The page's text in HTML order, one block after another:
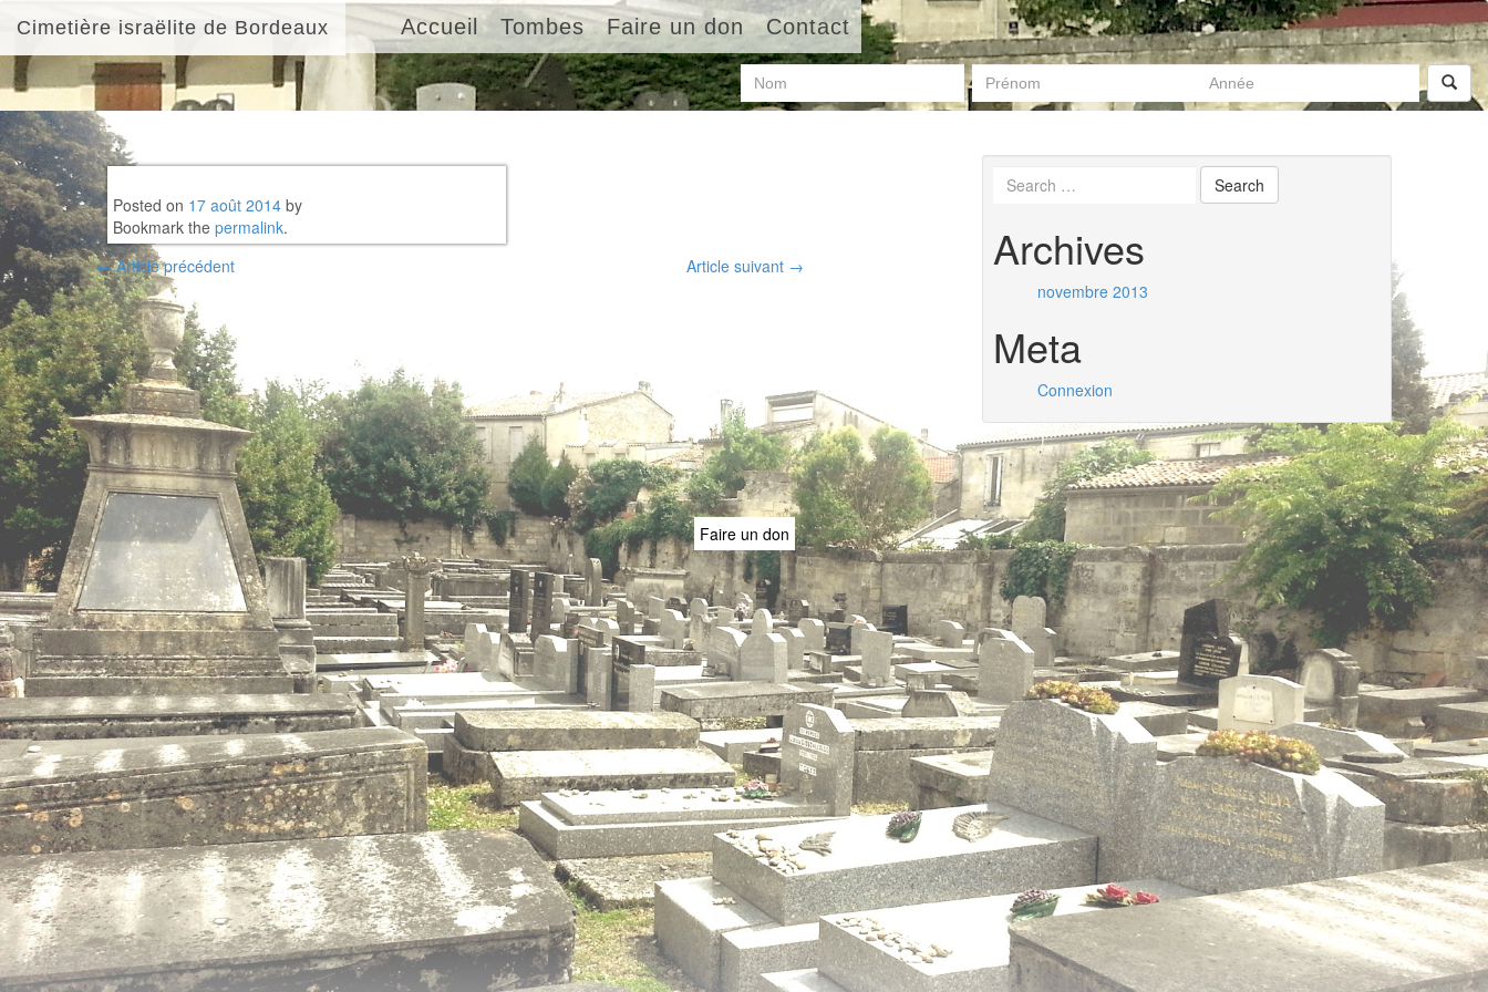
Cimetière israëlite de Bordeaux Accueil Tombes Faire un don Contact
Posted on 17 août 2014 by
Bookmark the permalink.
Post
navigation
←Article précédent Article suivant → Archives
novembre 2013
Meta
Connexion
Faire un don